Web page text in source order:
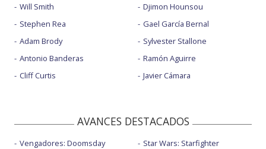
Will Smith
Stephen Rea
Adam Brody
Antonio Banderas
Cliff Curtis
Djimon Hounsou
Gael García Bernal
Sylvester Stallone
Ramón Aguirre
Javier Cámara
AVANCES DESTACADOS
Vengadores: Doomsday
Star Wars: Starfighter